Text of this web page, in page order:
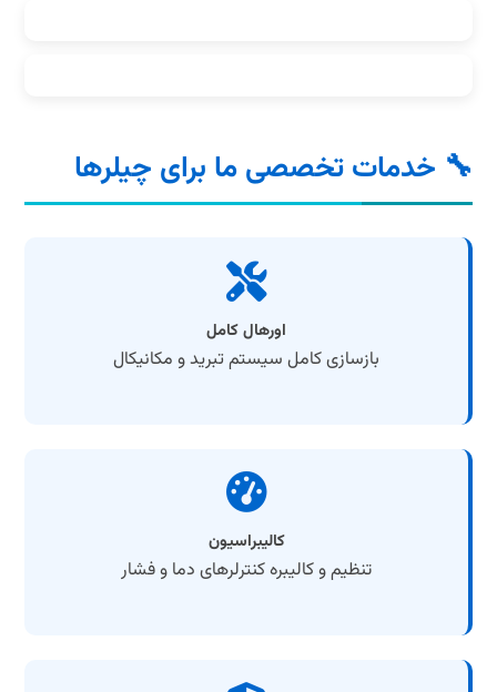
🔧 خدمات تخصصی ما برای چیلرها
اورهال کامل
بازسازی کامل سیستم تبرید و مکانیکال
کالیبراسیون
تنظیم و کالیبره کنترلرهای دما و فشار